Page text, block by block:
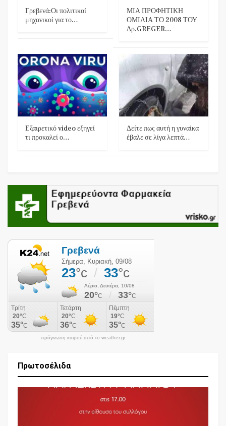
Γρεβενά:Οι πολιτικοί
μηχανικοί για το…
ΜΙΑ ΠΡΟΦΗΤΙΚΗ
ΟΜΙΛΙΑ ΤΟ 2008 ΤΟΥ
Δρ.GREGER…
Εξαιρετικό video εξηγεί
τι προκαλεί ο…
Δείτε πως αυτή η γυναίκα
έβαλε σε λίγα λεπτά…
πρόγνωση καιρού από το weather.gr
Πρωτοσέλιδα